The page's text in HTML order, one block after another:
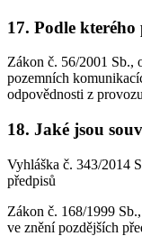
17. Podle
Zákon č. 56/2001 Sb.,
pozemních
odpovědnosti z
18. Jaké jsou
Vyhláška č. 343/2014
předpisů
Zákon č. 168/1999
ve znění pozdějších